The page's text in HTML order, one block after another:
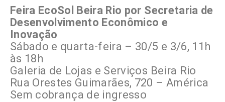
Feira EcoSol Beira Rio por Secretaria de
Desenvolvimento Econômico e
Inovação
Sábado e quarta-feira – 30/5 e 3/6, 11h
às 18h
Galeria de Lojas e Serviços Beira Rio
Rua Orestes Guimarães, 720 – América
Sem cobrança de ingresso